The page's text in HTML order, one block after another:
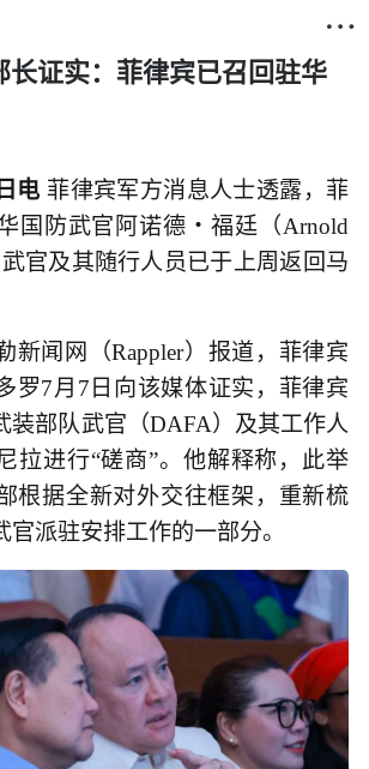

长证实：菲律宾已召回驻华
电 菲律宾军方消息人士透露，菲
国防武官阿诺德・福廷（Arnold
官及其随行人员已于上周返回马
新闻网（Rappler）报道，菲律宾
罗7月7日向该媒体证实，菲律宾
装部队武官（DAFA）及其工作人
拉进行“磋商”。他解释称，此举
根据全新对外交往框架，重新梳
派驻安排工作的一部分。